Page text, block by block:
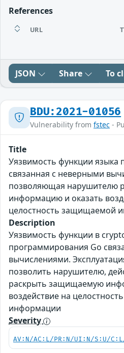
References
URL
JSON Share To
BDU:2021-01056
Vulnerability from fstec -
Title
Уязвимость функции языка
связанная с неверными
позволяющая нарушителю
информацию и оказать
целостность защищаемой
Description
Уязвимость функции в
программирования Go
вычислениями.
позволить нарушителю,
раскрыть защищаемую
воздействие на
информации
Severity
AV:N/AC:L/PR:N/UI:N/S:U/